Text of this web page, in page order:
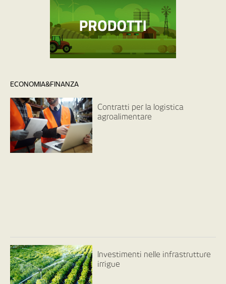
ECONOMIA&FINANZA
Contratti per la logistica
agroalimentare
Investimenti nelle infrastrutture
irrigue